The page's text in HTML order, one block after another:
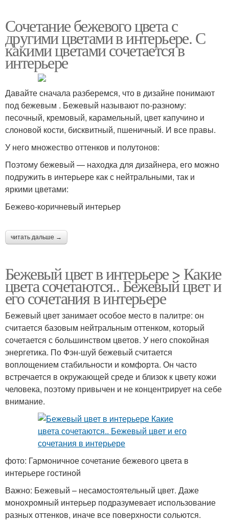
Сочетание бежевого цвета с
другими цветами в интерьере. С
какими цветами сочетается в
интерьере
Давайте сначала разберемся, что в дизайне понимают
под бежевым . Бежевый называют по-разному:
песочный, кремовый, карамельный, цвет капучино и
слоновой кости, бисквитный, пшеничный. И все правы.
У него множество оттенков и полутонов:
Поэтому бежевый — находка для дизайнера, его можно
подружить в интерьере как с нейтральными, так и
яркими цветами:
Бежево-коричневый интерьер
читать дальше →
Бежевый цвет в интерьере > Какие
цвета сочетаются.. Бежевый цвет и
его сочетания в интерьере
Бежевый цвет занимает особое место в палитре: он
считается базовым нейтральным оттенком, который
сочетается с большинством цветов. У него спокойная
энергетика. По Фэн-шуй бежевый считается
воплощением стабильности и комфорта. Он часто
встречается в окружающей среде и близок к цвету кожи
человека, поэтому привычен и не концентрирует на себе
внимание.
фото: Гармоничное сочетание бежевого цвета в
интерьере гостиной
Важно: Бежевый – несамостоятельный цвет. Даже
монохромный интерьер подразумевает использование
разных оттенков, иначе все поверхности сольются.